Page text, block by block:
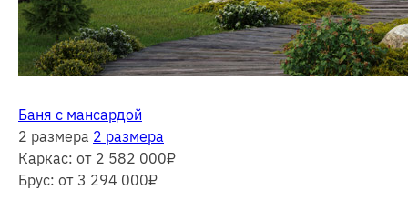
Баня с мансардой
2 размера 2 размера
Каркас: от 2 582 000₽
Брус: от 3 294 000₽